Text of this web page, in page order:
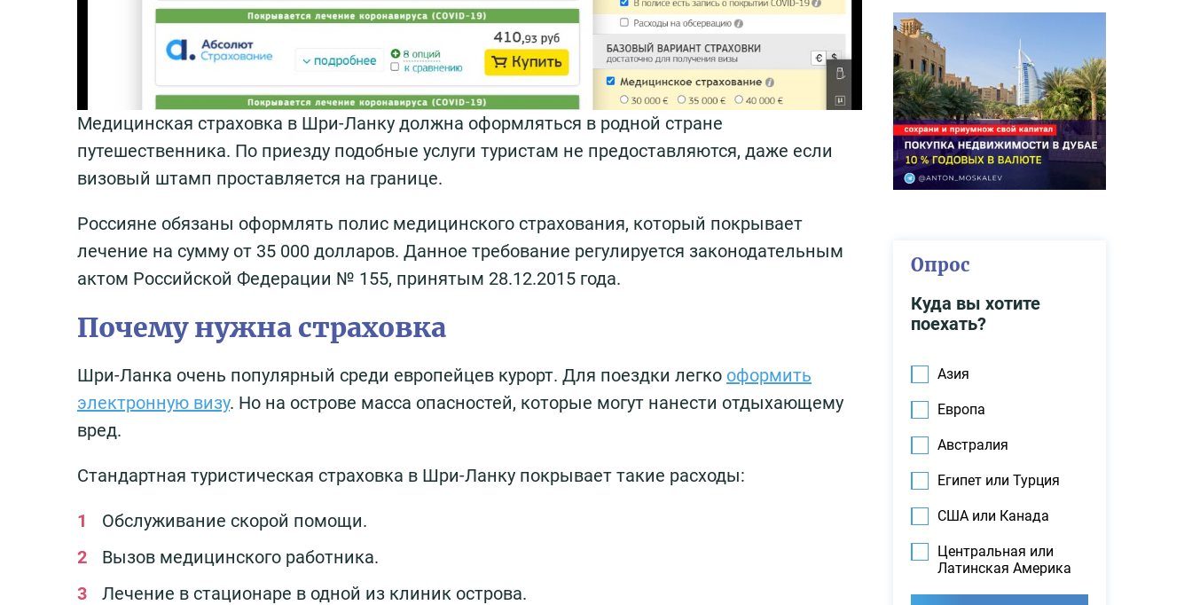
Медицинская страховка в Шри-Ланку должна оформляться в родной стране
путешественника. По приезду подобные услуги туристам не предоставляются, даже если
визовый штамп проставляется на границе.
Россияне обязаны оформлять полис медицинского страхования, который покрывает
лечение на сумму от 35 000 долларов. Данное требование регулируется законодательным
актом Российской Федерации № 155, принятым 28.12.2015 года.
Почему нужна страховка
Шри-Ланка очень популярный среди европейцев курорт. Для поездки легко оформить
электронную визу. Но на острове масса опасностей, которые могут нанести отдыхающему
вред.
Стандартная туристическая страховка в Шри-Ланку покрывает такие расходы:
Обслуживание скорой помощи.
Вызов медицинского работника.
Лечение в стационаре в одной из клиник острова.
Опрос
Куда вы хотите
поехать?
Азия
Европа
Австралия
Египет или Турция
США или Канада
Центральная или
Латинская Америка